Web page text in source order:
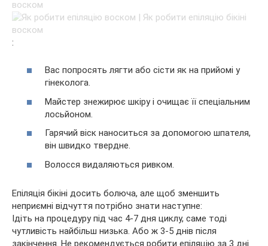
:
Вас попросять лягти або сісти як на прийомі у
гінеколога.
Майстер знежирює шкіру і очищає її спеціальним
лосьйоном.
Гарячий віск наноситься за допомогою шпателя,
він швидко твердне.
Волосся видаляються ривком.
Епіляція бікіні досить болюча, але щоб зменшить
неприємні відчуття потрібно знати наступне:
Ідіть на процедуру під час 4-7 дня циклу, саме тоді
чутливість найбільш низька. Або ж 3-5 днів після
закінчення. Не рекомендується робити епіляцію за 3 дні